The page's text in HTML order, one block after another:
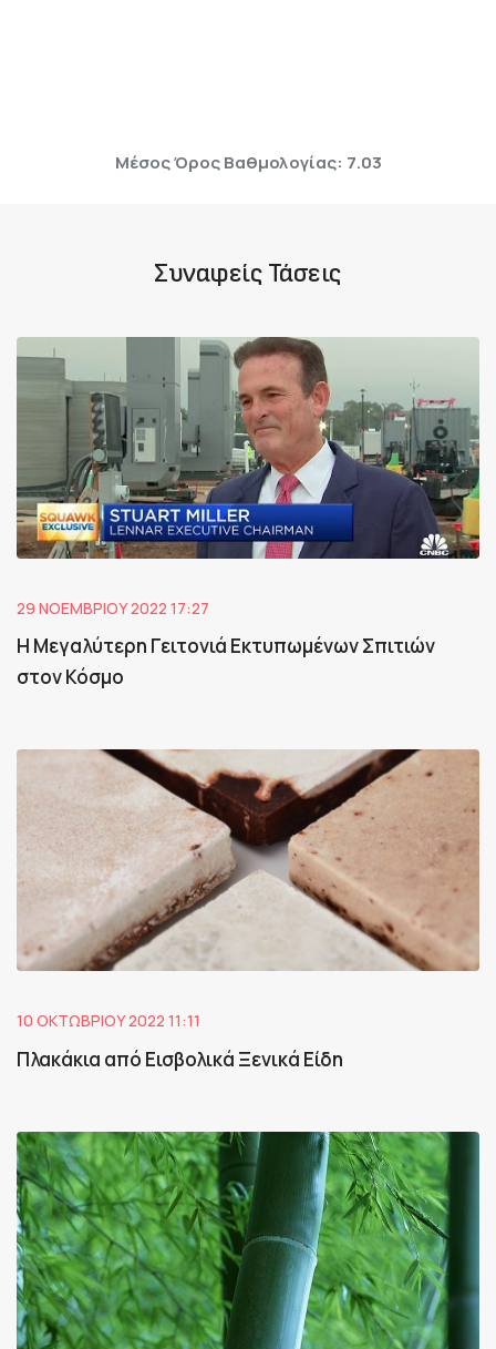
Μέσος Όρος Βαθμολογίας: 7.03
Συναφείς Τάσεις
29 ΝΟΕΜΒΡΊΟΥ 2022 17:27
Η Μεγαλύτερη Γειτονιά Εκτυπωμένων Σπιτιών
στον Κόσμο
10 ΟΚΤΩΒΡΊΟΥ 2022 11:11
Πλακάκια από Εισβολικά Ξενικά Είδη